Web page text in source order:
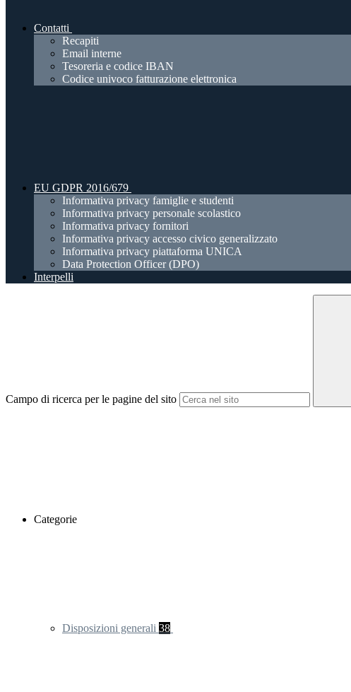
Contatti
Recapiti
Email interne
Tesoreria e codice IBAN
Codice univoco fatturazione elettronica
EU GDPR 2016/679
Informativa privacy famiglie e studenti
Informativa privacy personale scolastico
Informativa privacy fornitori
Informativa privacy accesso civico generalizzato
Informativa privacy piattaforma UNICA
Data Protection Officer (DPO)
Interpelli
Campo di ricerca per le pagine del sito
Categorie
Disposizioni generali 38